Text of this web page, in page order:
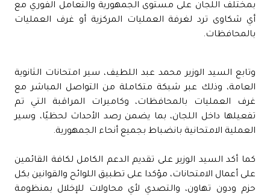
بمختلف اللجان على مستوى الجمهورية والتعامل الفوري مع
أي شكاوى ترد لغرفة العمليات المركزية أو غرف العمليات
بالمحافظات.
وتابع السيد الوزير محمد عبد اللطيف، سير امتحانات الثانوية
العامة، وذلك عبر شبكة متكاملة من التواصل المباشر مع
غرف العمليات بالمحافظات، وكاميرات المراقبة التي تم
تفعيلها داخل اللجان، بما يضمن رصد الأحداث لحظيًا، وسير
العملية الامتحانية بانضباط بجميع أنحاء الجمهورية.
كما أكد السيد الوزير على تقديم الدعم الكامل لكافة القائمين
على أعمال الامتحانات، مؤكدا على تطبيق اللوائح والقوانين بكل
حزم ودون تهاون، والتصدي لأي محاولات للإخلال بمنظومة